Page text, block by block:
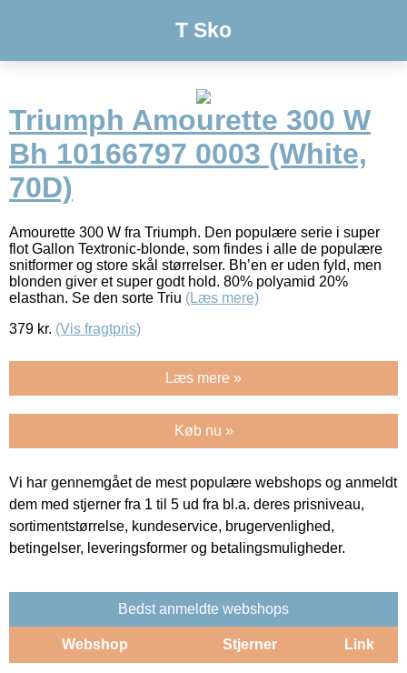
T Sko
Triumph Amourette 300 W
Bh 10166797 0003 (White,
70D)
Amourette 300 W fra Triumph. Den populære serie i super
flot Gallon Textronic-blonde, som findes i alle de populære
snitformer og store skål størrelser. Bh’en er uden fyld, men
blonden giver et super godt hold. 80% polyamid 20%
elasthan. Se den sorte Triu (Læs mere)
379 kr. (Vis fragtpris)
Læs mere »
Køb nu »
Vi har gennemgået de mest populære webshops og anmeldt
dem med stjerner fra 1 til 5 ud fra bl.a. deres prisniveau,
sortimentstørrelse, kundeservice, brugervenlighed,
betingelser, leveringsformer og betalingsmuligheder.
Bedst anmeldte webshops
Webshop Stjerner Link